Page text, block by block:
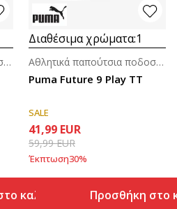
Αθλητικά παπούτσια ποδοσφαίρου για άνδρες
καλάθι
Διαθέσιμα χρώματα:1
Puma Future 9 Play TT
Αθλητικά παπούτσια ποδοσφαίρου για άνδρες
SALE
41,99 EUR
59,99EUR
Έκπτωση30%
Προσθήκη στο